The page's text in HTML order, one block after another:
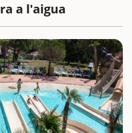
a l'aigua